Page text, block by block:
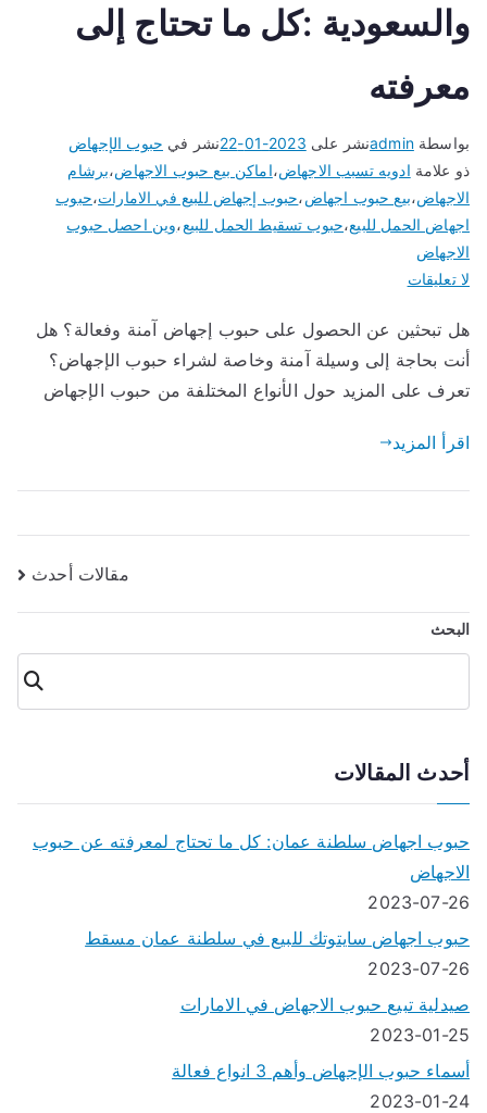
والسعودية :كل ما تحتاج إلى
معرفته
بواسطةadminنشر على 2023-01-22 نشر في حبوب الإجهاض
ذو علامة ادويه تسبب الاجهاض،اماكن بيع حبوب الاجهاض،برشام
الاجهاض،بيع حبوب اجهاض،حبوب إجهاض للبيع في الامارات،حبوب
اجهاض الحمل للبيع،حبوب تسقيط الحمل للبيع،وين احصل حبوب
الاجهاض
لا تعليقات
إجهاض
للبيع
في
والسعودية
ما
هل تبحثين عن الحصول على حبوب إجهاض آمنة وفعالة؟ هل
أنت بحاجة إلى وسيلة آمنة وخاصة لشراء حبوب الإجهاض؟
تعرف على المزيد حول الأنواع المختلفة من حبوب الإجهاض
اقرأ المزيد
المقالات
مقالات أحدث
البحث
البحث
أحدث المقالات
حبوب اجهاض سلطنة عمان: كل ما تحتاج لمعرفته عن حبوب
الاجهاض
2023-07-26
حبوب اجهاض سايتوتك للبيع في سلطنة عمان مسقط
2023-07-26
صيدلية تبيع حبوب الاجهاض في الامارات
2023-01-25
أسماء حبوب الإجهاض وأهم 3 انواع فعالة
2023-01-24